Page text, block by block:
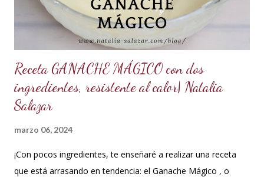
Receta GANACHE MÁGICO con dos
ingredientes, resistente al calor| Natalia
Salazar
marzo 06, 2024
¡Con pocos ingredientes, te enseñaré a realizar una receta
que está arrasando en tendencia: el Ganache Mágico , o